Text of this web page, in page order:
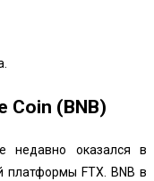
Coin (BNB)
недавно оказался в
платформы FTX. BNB в